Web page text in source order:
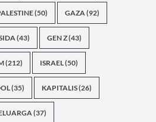
(50) GAZA(92)
(43) GEN Z(43)
(212) ISRAEL(50)
(35) KAPITALIS(26)
(37)